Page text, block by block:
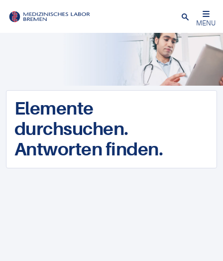
Schließen
MENU
Elemente
durchsuchen.
Antworten finden.